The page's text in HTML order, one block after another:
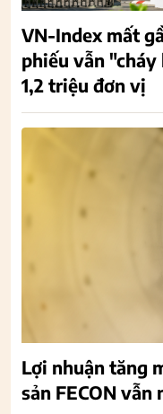
VN-Index mất
phiếu vẫn
1,2 triệu đơn vị
Lợi nhuận tăng
sản FECON